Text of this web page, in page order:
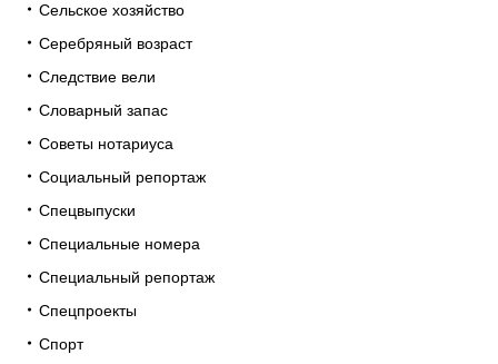
Сельское хозяйство
Серебряный возраст
Следствие вели
Словарный запас
Советы нотариуса
Социальный репортаж
Спецвыпуски
Специальные номера
Специальный репортаж
Спецпроекты
Спорт